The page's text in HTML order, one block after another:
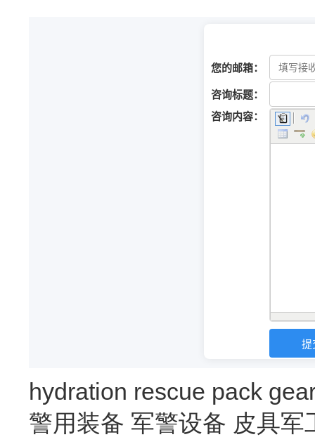
hydration rescue pack
警用装备 军警设备 皮具军